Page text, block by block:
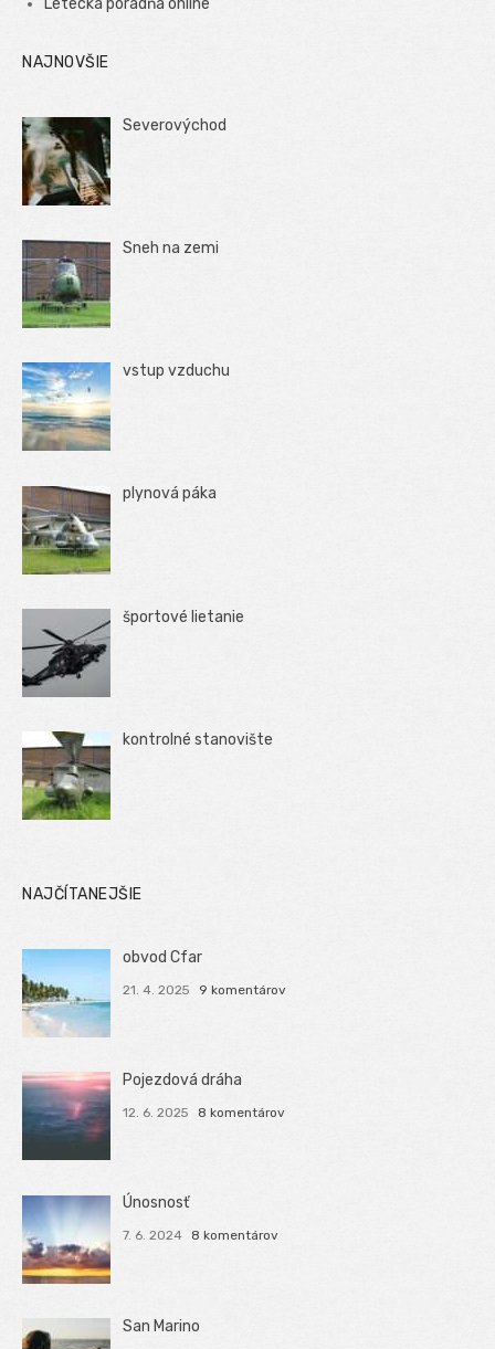
NAJNOVŠIE
Severovýchod
Sneh na zemi
vstup vzduchu
plynová páka
športové lietanie
kontrolné stanovište
NAJČÍTANEJŠIE
obvod Cfar
21. 4. 2025 9 komentárov
Pojezdová dráha
12. 6. 2025 8 komentárov
Únosnosť
7. 6. 2024 8 komentárov
San Marino